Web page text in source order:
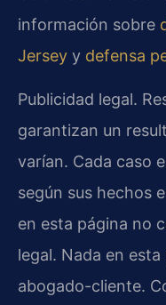
información sobre
Jersey y defensa
Publicidad legal.
garantizan un
varían. Cada caso
según sus hechos
en esta página no
legal. Nada en
abogado-cliente.